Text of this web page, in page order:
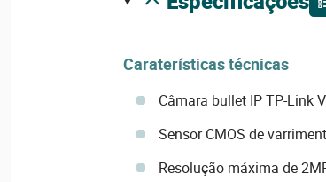
Caraterísticas técnicas
Câmara bullet IP TP-Link
Sensor CMOS de
Resolução máxima de